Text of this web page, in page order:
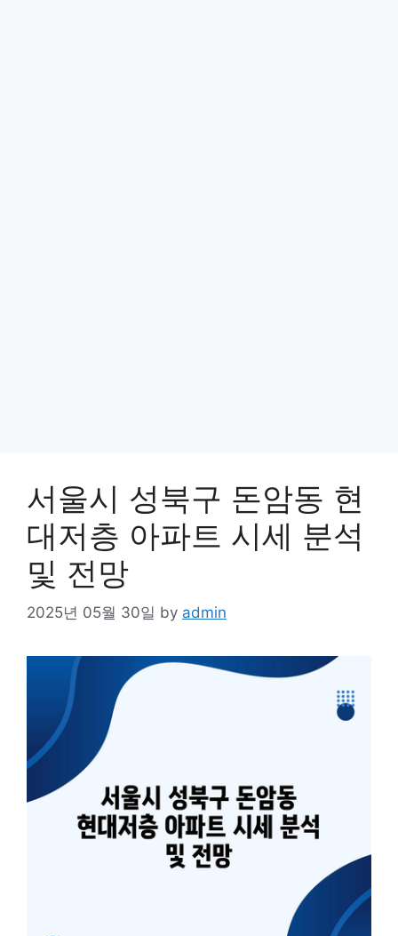
서울시 성북구 돈암동 현
대저층 아파트 시세 분석
및 전망
2025년 05월 30일 by admin